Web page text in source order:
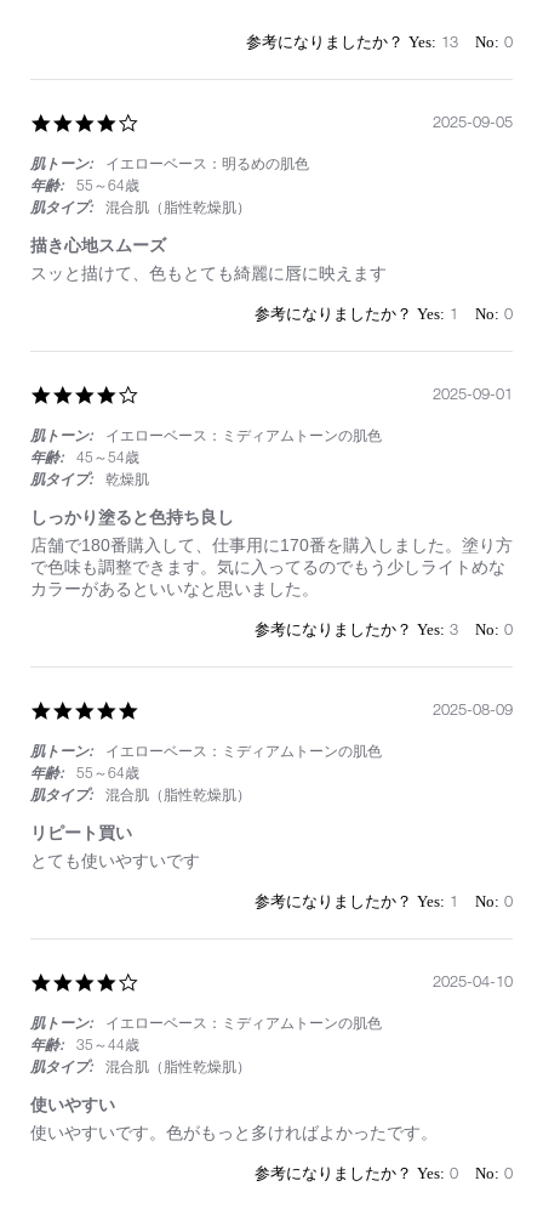
13 0
rating
肌トーン:
イエローベース：明るめの肌色
年齢:
55～64歳
肌タイプ:
混合肌（脂性乾燥肌）
描き心地スムーズ
Review
Sep
review
心
ス
ー
ズ
スッと描けて、色もとても綺麗に唇に映えます
2025-09-05
1 0
rating
肌トーン:
イエローベース：ミディアムトーンの肌色
年齢:
45～54歳
肌タイプ:
乾燥肌
しっかり塗ると色持ち良し
Review
by
on
review
stating
し
塗
と
持
ち
良
店舗で180番購入して、仕事用に170番を購入しました。塗り方
で色味も調整できます。気に入ってるのでもう少しライトめな
カラーがあるといいなと思いました。
2025-09-01
3 0
rating
肌トーン:
イエローベース：ミディアムトーンの肌色
年齢:
55～64歳
肌タイプ:
混合肌（脂性乾燥肌）
リピート買い
Review
Aug
review
ー
買
とても使いやすいです
2025-08-09
1 0
rating
肌トーン:
イエローベース：ミディアムトーンの肌色
年齢:
35～44歳
肌タイプ:
混合肌（脂性乾燥肌）
使いやすい
Review
review
使いやすいです。色がもっと多ければよかったです。
2025-04-10
0 0